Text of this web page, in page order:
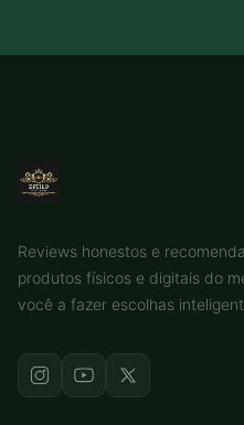
Reviews honestos e
produtos físicos e digitais do
você a fazer escolhas